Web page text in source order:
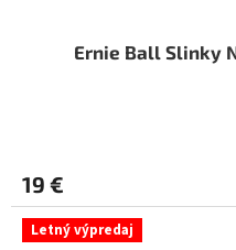
Ernie Ball Slinky
19 €
Letný výpredaj